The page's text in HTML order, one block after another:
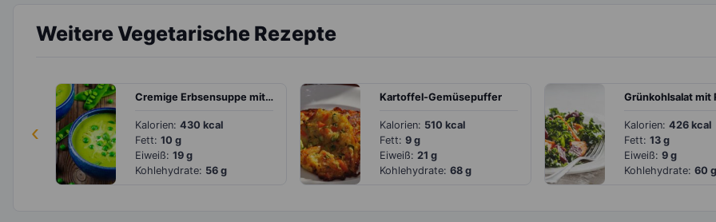
Weitere Vegetarische Rezepte
‹
Cremige Erbsensuppe mit saurer Sahne
Kalorien: 430 kcal
Fett: 10 g
Eiweiß: 19 g
Kohlehydrate: 56 g
Kartoffel-Gemüsepuffer
Kalorien: 510 kcal
Fett: 9 g
Eiweiß: 21 g
Kohlehydrate: 68 g
Kalorien: 426 kcal
Fett: 13 g
Eiweiß: 9 g
Kohlehydrate: 60 g